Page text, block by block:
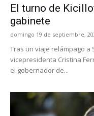
El turno de
gabinete
domingo 19 de septiembre,
Tras un viaje relámpago a
vicepresidenta Cristina
el gobernador de...